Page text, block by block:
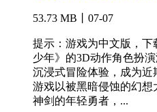
53.73 MB丨07-07
提示：游戏为中文版，
少年》的3D动作角色扮
沉浸式冒险体验，成为近
游戏以被黑暗侵蚀的幻
神剑的年轻勇者，...